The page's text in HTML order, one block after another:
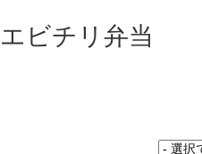
エビチリ弁当